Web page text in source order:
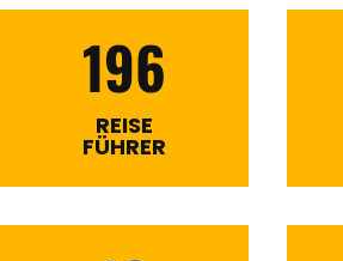
196
REISE
FÜHRER